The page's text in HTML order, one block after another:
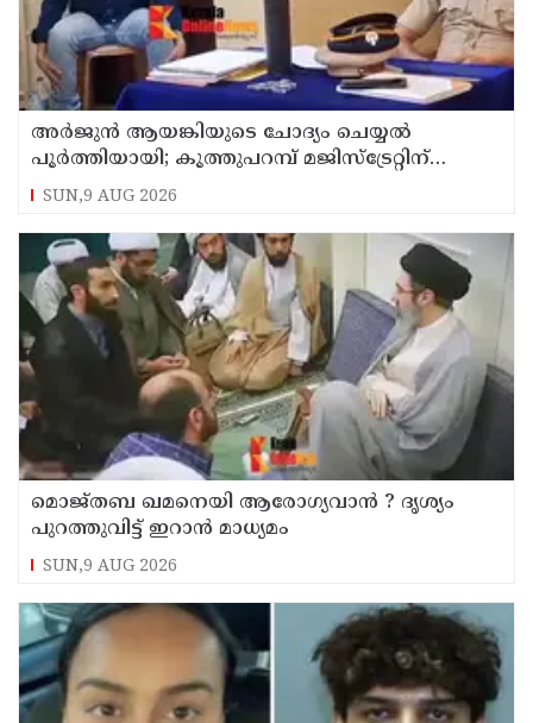
അര്‍ജുന്‍ ആയങ്കിയുടെ ചോദ്യം ചെയ്യല്‍
പൂര്‍ത്തിയായി; കൂത്തുപറമ്പ് മജിസ്ട്രേറ്റിന്
മുൻപില്‍ ഹാജരാക്കും
SUN,9 AUG 2026
മൊജ്തബ ഖമനെയി ആരോഗ്യവാന്‍ ? ദൃശ്യം
പുറത്തുവിട്ട് ഇറാന്‍ മാധ്യമം
SUN,9 AUG 2026